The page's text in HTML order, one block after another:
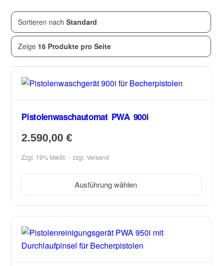
Sortieren nachStandard
Zeige 16 Produkte pro Seite
Zeige2von2Produkten
Pistolenwaschautomat PWA 900i
2.590,00€
Zzgl. 19% MwSt. zzgl.Versand
Ausführung wählen